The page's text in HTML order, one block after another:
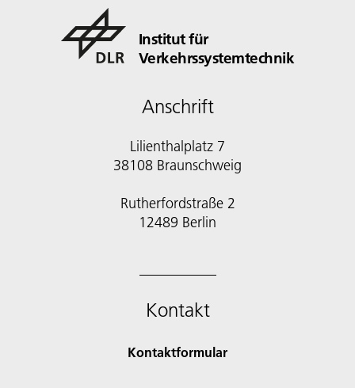
Institut für
Verkehrssystemtechnik
Anschrift
Lilienthalplatz 7
38108 Braunschweig
Rutherfordstraße 2
12489 Berlin
Kontakt
Kontaktformular